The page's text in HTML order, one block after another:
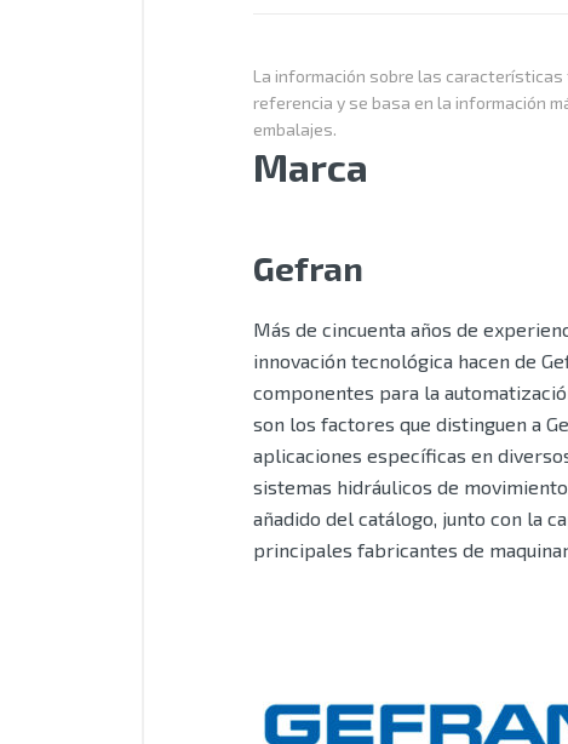
La información sobre las
referencia y se basa en la información
embalajes.
Marca
Gefran
Más de cincuenta años de
innovación tecnológica hacen de
componentes para la
son los factores que distinguen a
aplicaciones específicas en
sistemas hidráulicos de
añadido del catálogo, junto con la
principales fabricantes de